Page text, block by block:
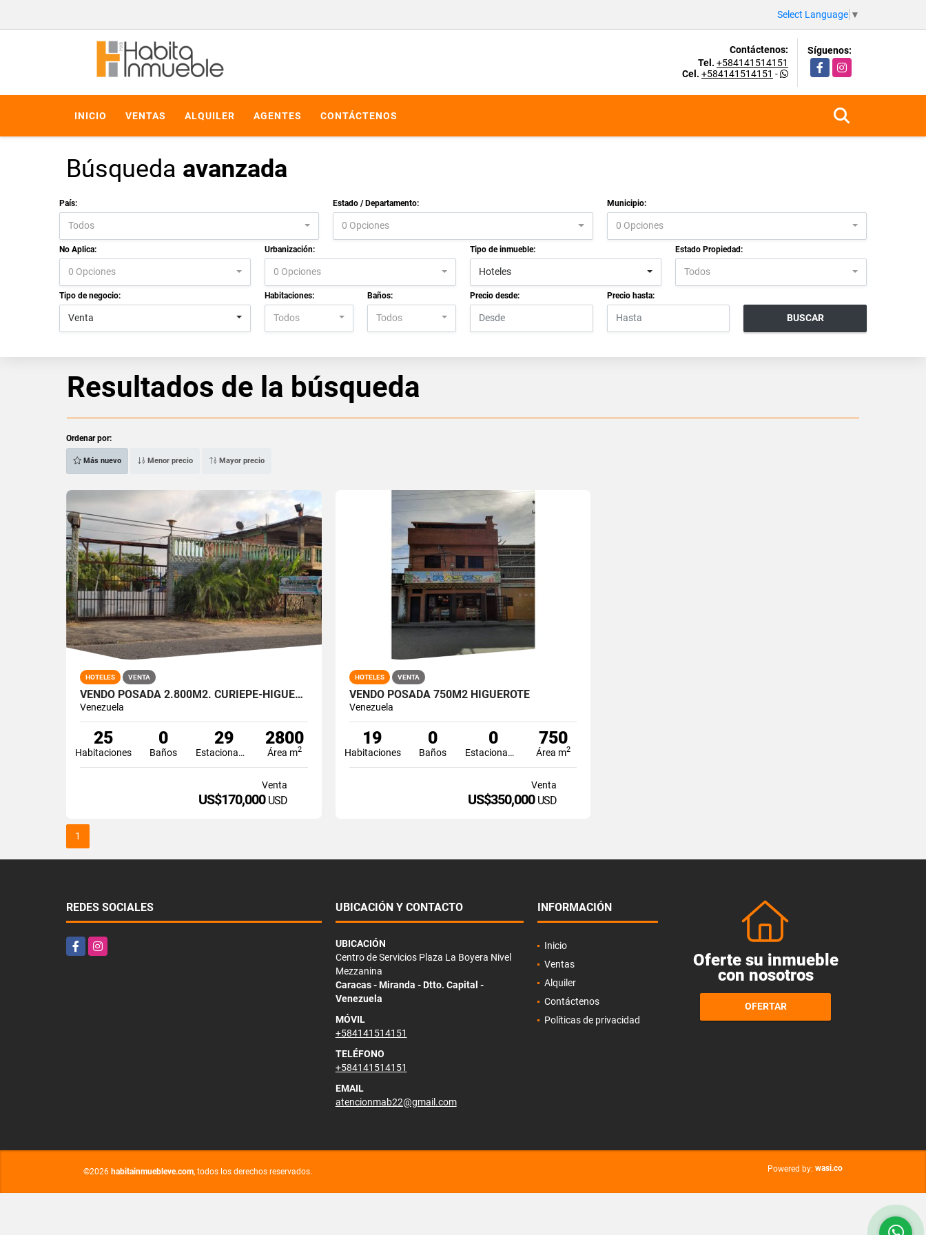
Select Language ▼
Contáctenos:
Tel. +584141514151
Cel. +584141514151 -
Síguenos:
FacebookInstagram
INICIO VENTAS ALQUILER AGENTES CONTÁCTENOS
Búsqueda avanzada
País:
Todos
Estado / Departamento:
0 Opciones
Municipio:
0 Opciones
No Aplica:
0 Opciones
Urbanización:
0 Opciones
Tipo de inmueble:
Hoteles
Estado Propiedad:
Todos
Tipo de negocio:
Venta
Habitaciones:
Todos
Baños:
Todos
Precio desde: Precio hasta:
BUSCAR
Resultados de la búsqueda
Ordenar por:
Más nuevo Menor precio Mayor precio
HOTELES VENTA
VENDO POSADA 2.800M2. CURIEPE-HIGUEROTE
Venezuela
25
Habitaciones
0
Baños
29
Estacionamiento
2800
Área m2
Venta
US$170,000 USD
HOTELES VENTA
VENDO POSADA 750M2 HIGUEROTE
Venezuela
19
Habitaciones
0
Baños
0
Estacionamiento
750
Área m2
Venta
US$350,000 USD
1
REDES SOCIALES
FacebookInstagram
UBICACIÓN Y CONTACTO
UBICACIÓN
Centro de Servicios Plaza La Boyera Nivel
Mezzanina
Caracas - Miranda - Dtto. Capital -
Venezuela
MÓVIL
+584141514151
TELÉFONO
+584141514151
EMAIL
atencionmab22@gmail.com
INFORMACIÓN
Inicio
Ventas
Alquiler
Contáctenos
Políticas de privacidad
Oferte su inmueble
con nosotros
OFERTAR
©2026 habitainmuebleve.com, todos los derechos reservados. Powered by: wasi.co